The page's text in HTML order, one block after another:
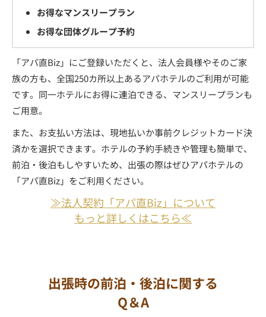
お得なマンスリープラン
お得な団体グループ予約
「アパ直Biz」にご登録いただくと、法人会員様やそのご家
族の方も、全国250カ所以上あるアパホテルのご利用が可能
です。同一ホテルにお得に連泊できる、マンスリープランも
ご用意。
また、お支払い方法は、現地払いか事前クレジットカード決
済かを選択できます。ホテルの予約手続きや管理も簡単で、
前泊・後泊もしやすいため、出張の際はぜひアパホテルの
「アパ直Biz」をご利用ください。
≫法人契約「アパ直Biz」について
もっと詳しくはこちら≪
出張時の前泊・後泊に関する
Q＆A